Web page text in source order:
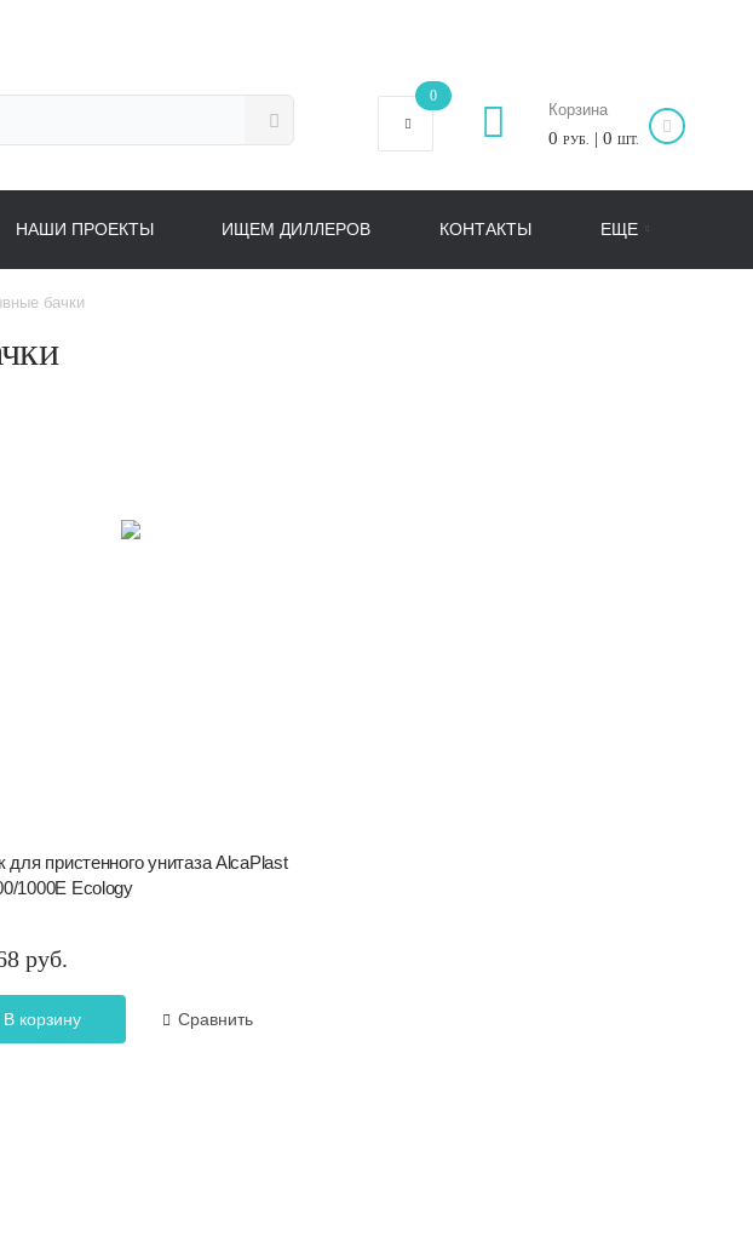
0
Корзина
0 РУБ. | 0 ШТ.
НАШИ ПРОЕКТЫ ИЩЕМ ДИЛЛЕРОВ КОНТАКТЫ ЕЩЕ
бачки
для пристенного унитаза AlcaPlast
1000E Ecology
руб.
В корзину Сравнить